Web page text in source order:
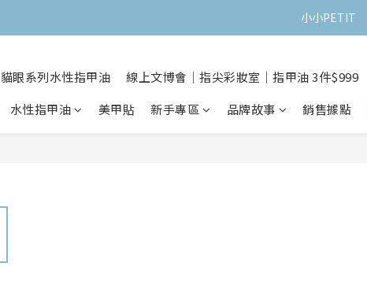
小小PETIT
貓眼系列水性指甲油 線上文博會｜指尖彩妝室｜指甲油 3件$999
水性指甲油 美甲貼 新手專區 品牌故事 銷售據點